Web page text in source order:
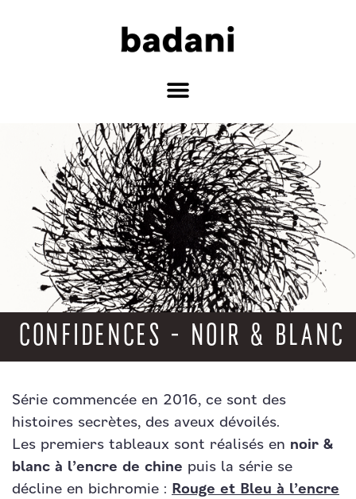
CONFIDENCES - NOIR & BLANC
Série commencée en 2016, ce sont des
histoires secrètes, des aveux dévoilés.
Les premiers tableaux sont réalisés en noir &
blanc à l’encre de chine puis la série se
décline en bichromie : Rouge et Bleu à l’encre